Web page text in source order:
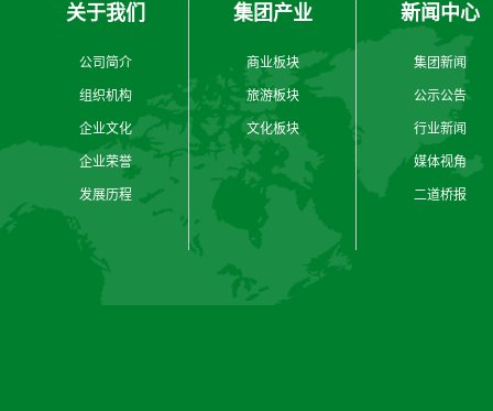
关于我们
公司简介
组织机构
企业文化
企业荣誉
发展历程
集团产业
商业板块
旅游板块
文化板块
新闻中心
集团新闻
公示公告
行业新闻
媒体视角
二道桥报